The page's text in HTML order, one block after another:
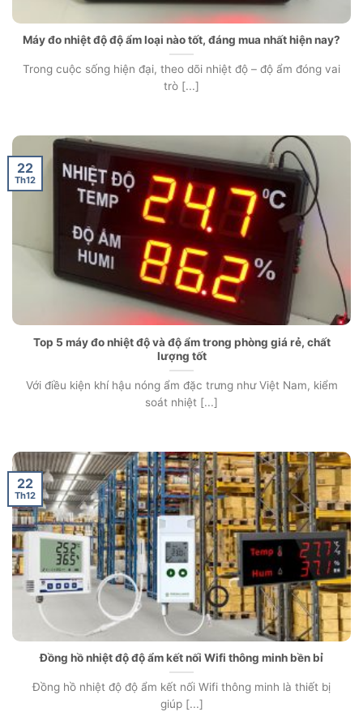
Máy đo nhiệt độ độ ẩm loại nào tốt, đáng mua nhất hiện nay?
Trong cuộc sống hiện đại, theo dõi nhiệt độ – độ ẩm đóng vai
trò [...]
Top 5 máy đo nhiệt độ và độ ẩm trong phòng giá rẻ, chất
lượng tốt
Với điều kiện khí hậu nóng ẩm đặc trưng như Việt Nam, kiểm
soát nhiệt [...]
22
Th12
Đồng hồ nhiệt độ độ ẩm kết nối Wifi thông minh bền bỉ
Đồng hồ nhiệt độ độ ẩm kết nối Wifi thông minh là thiết bị
giúp [...]
22
Th12